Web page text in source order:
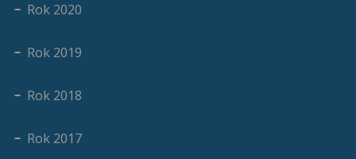
Rok 2020
Rok 2019
Rok 2018
Rok 2017